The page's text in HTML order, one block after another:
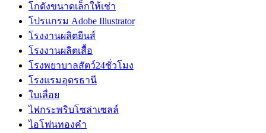
โกดังขนาดเล็กให้เช่า
โปรแกรม Adobe Illustrator
โรงงานผลิตยีนส์
โรงงานผลิตเสื้อ
โรงพยาบาลสัตว์24ชั่วโมง
โรงแรมอุดรธานี
ใบเลื่อย
ไฟกระพริบโซล่าเซลล์
ไอโฟนทองคำ